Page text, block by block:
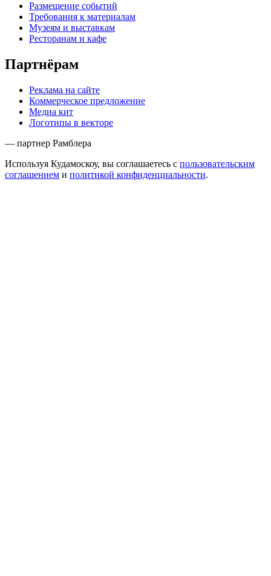
Размещение событий
Требования к материалам
Музеям и выставкам
Ресторанам и кафе
Партнёрам
Реклама на сайте
Коммерческое предложение
Медиа кит
Логотипы в векторе
— партнер Рамблера
Используя Кудамоскоу, вы соглашаетесь с пользовательским
соглашением и политикой конфиденциальности.